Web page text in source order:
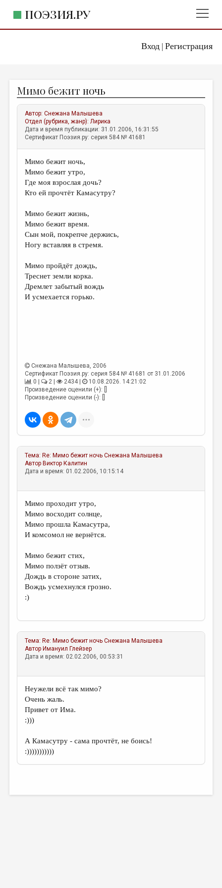
Вход| Регистрация
ПОЭЗИЯ.РУ
ЖАНРЫ
АВТОРЫ
КОММЕНТАРИИ
ЛИТСАЛОН
НОВОСТИ
ПРАВИЛА САЙТА
ИЗБРАННОЕ
ДАЙДЖЕСТ
ПЕРЕВОДЫ
КОНКУРСЫ
ОБЪЯВЛЕНИЯ
КОЛОНКА РЕДАКТОРА
РЕДКОЛЛЕГИЯ
ОТ РЕДАКЦИИ
МАЛАЯ ПРОЗА
ЭССЕИСТИКА
КУЛЬТУРОВЕДЕНИЕ
ПУБЛИЦИСТИКА
РЕЦЕНЗИРОВАНИЕ
ЦИКЛЫ ПУБЛИКАЦИЙ
ТРЕДИАКОВСКИЙ
МЕДИА
ВКОНТАКТЕ
Мимо бежит ночь
Автор:Снежана Малышева
Отдел (рубрика, жанр):Лирика
Дата и время публикации: 31.01.2006, 16:31:55
Сертификат Поэзия.ру: серия 584 № 41681
Мимо бежит ночь,
Мимо бежит утро,
Где моя взрослая дочь?
Кто ей прочтёт Камасутру?
Мимо бежит жизнь,
Мимо бежит время.
Сын мой, покрепче держись,
Ногу вставляя в стремя.
Мимо пройдёт дождь,
Треснет земли корка.
Дремлет забытый вождь
И усмехается горько.
Снежана Малышева, 2006
Сертификат Поэзия.ру: серия 584 № 41681 от 31.01.2006
0 |
2 | 2434 |
10.08.2026. 14:21:02
Произведение оценили (+): []
Произведение оценили (-): []
Тема: Re: Мимо бежит ночь Снежана Малышева
Автор Виктор Калитин
Дата и время: 01.02.2006, 10:15:14
Мимо проходит утро,
Мимо восходит солнце,
Мимо прошла Камасутра,
И комсомол не вернётся.
Мимо бежит стих,
Мимо ползёт отзыв.
Дождь в стороне затих,
Вождь усмехнулся грозно.
:)
Тема: Re: Мимо бежит ночь Снежана Малышева
Автор Имануил Глейзер
Дата и время: 02.02.2006, 00:53:31
Неужели всё так мимо?
Очень жаль.
Привет от Има.
:)))
А Камасутру - сама прочтёт, не боись!
:)))))))))))